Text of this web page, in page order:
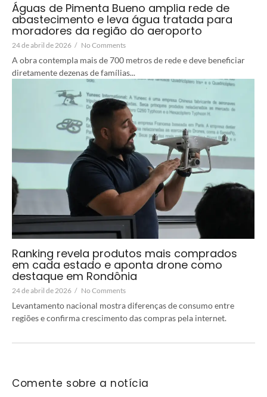
Águas de Pimenta Bueno amplia rede de
abastecimento e leva água tratada para
moradores da região do aeroporto
24 de abril de 2026 / No Comments
A obra contempla mais de 700 metros de rede e deve beneficiar
diretamente dezenas de famílias...
Ranking revela produtos mais comprados
em cada estado e aponta drone como
destaque em Rondônia
24 de abril de 2026 / No Comments
Levantamento nacional mostra diferenças de consumo entre
regiões e confirma crescimento das compras pela internet.
Comente sobre a notícia